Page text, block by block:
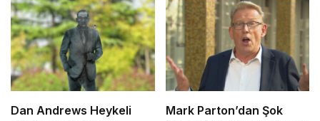
Dan Andrews Heykeli
Mark Parton’dan Şok